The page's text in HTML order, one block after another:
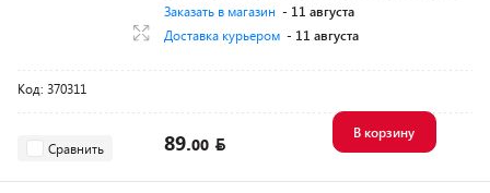
Заказать в магазин - 11 августа
Доставка курьером - 11 августа
Код: 370311
Сравнить 89.00
В корзину